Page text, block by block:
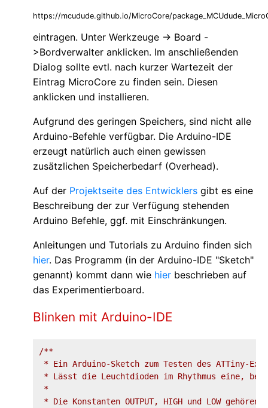
https://mcudude.github.io/MicroCore/
eintragen. Unter Werkzeuge -> Board -
>Bordverwalter anklicken. Im anschließenden
Dialog sollte evtl. nach kurzer Wartezeit der
Eintrag MicroCore zu finden sein. Diesen
anklicken und installieren.
Aufgrund des geringen Speichers, sind nicht alle
Arduino-Befehle verfügbar. Die Arduino-IDE
erzeugt natürlich auch einen gewissen
zusätzlichen Speicherbedarf (Overhead).
Auf der Projektseite des Entwicklers gibt es eine
Beschreibung der zur Verfügung stehenden
Arduino Befehle, ggf. mit Einschränkungen.
Anleitungen und Tutorials zu Arduino finden sich
hier. Das Programm (in der Arduino-IDE "Sketch"
genannt) kommt dann wie hier beschrieben auf
das Experimentierboard.
Blinken mit Arduino-IDE
/**
* Ein Arduino-Sketch zum Testen des ATTiny-
* Lässt die Leuchtdioden im Rhythmus eine,
*
* Die Konstanten OUTPUT, HIGH und LOW gehören